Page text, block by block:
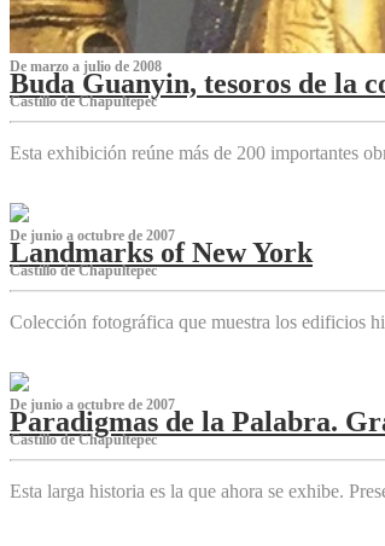
De marzo a julio de 2008
Buda Guanyin, tesoros de la
Castillo de Chapultepec
Esta exhibición reúne más de 200 importantes
De junio a octubre de 2007
Landmarks of New York
Castillo de Chapultepec
Colección fotográfica que muestra los edificios
De junio a octubre de 2007
Paradigmas de la Palabra.
Castillo de Chapultepec
Esta larga historia es la que ahora se exhibe.